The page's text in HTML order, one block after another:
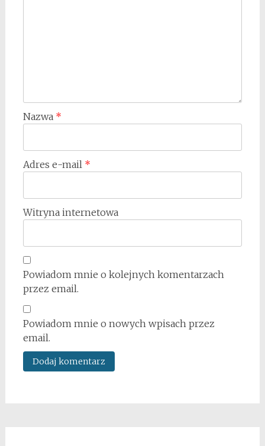
Nazwa *
Adres e-mail *
Witryna internetowa
Powiadom mnie o kolejnych komentarzach
przez email.
Powiadom mnie o nowych wpisach przez
email.